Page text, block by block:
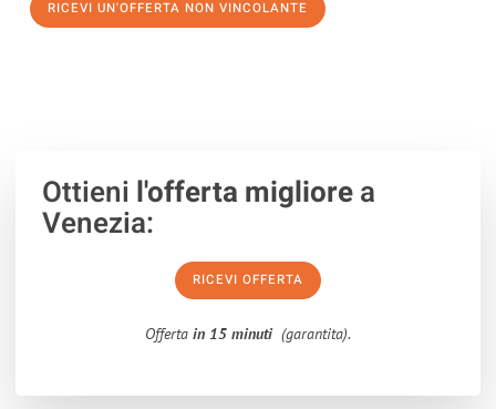
RICEVI UN'OFFERTA NON VINCOLANTE
Ottieni l'offerta migliorea
Venezia:
RICEVI OFFERTA
Offerta in 15 minuti (garantita).